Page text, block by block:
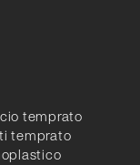
temprato
temprato